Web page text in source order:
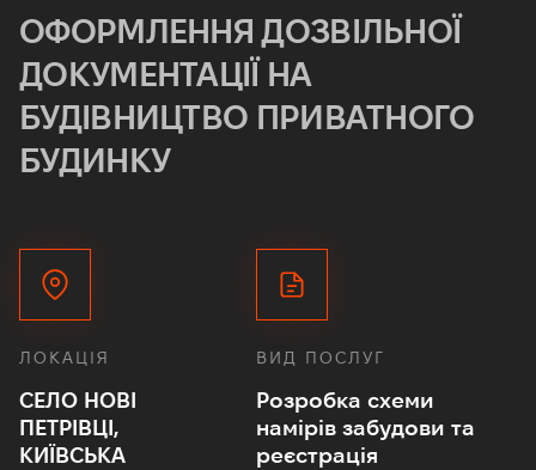
ОФОРМЛЕННЯ ДОЗВІЛЬНОЇ
ДОКУМЕНТАЦІЇ НА
БУДІВНИЦТВО ПРИВАТНОГО
БУДИНКУ
ЛОКАЦІЯ
СЕЛО НОВІ
ПЕТРІВЦІ,
КИЇВСЬКА
ВИД ПОСЛУГ
Розробка схеми
намірів забудови та
реєстрація